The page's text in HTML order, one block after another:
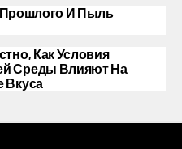
И Пыль
Как Условия
Среды Влияют На
Вкуса